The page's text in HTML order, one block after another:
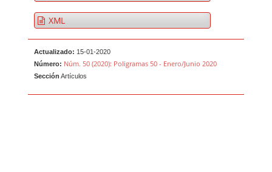
XML
Actualizado: 15-01-2020
Número: Núm. 50 (2020): Poligramas 50 - Enero/Junio 2020
Sección Artículos